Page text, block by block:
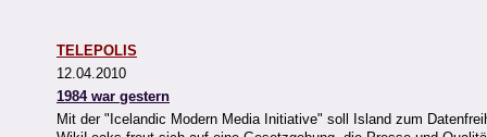
TELEPOLIS
12.04.2010
1984 war gestern
Mit der "Icelandic Modern Media Initiative" soll Island zum